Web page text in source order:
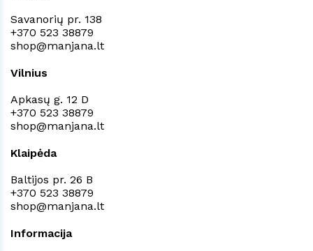
Savanorių pr. 138
+370 523 38879
shop@manjana.lt
Vilnius
Apkasų g. 12 D
+370 523 38879
shop@manjana.lt
Klaipėda
Baltijos pr. 26 B
+370 523 38879
shop@manjana.lt
Informacija